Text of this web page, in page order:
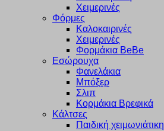
Χειμερινές
Φόρμες
Καλοκαιρινές
Χειμερινές
Φορμάκια BeBe
Εσώρουχα
Φανελάκια
Μπόξερ
Σλιπ
Κορμάκια Βρεφικά
Κάλτσες
Παιδική χειμωνιάτικη